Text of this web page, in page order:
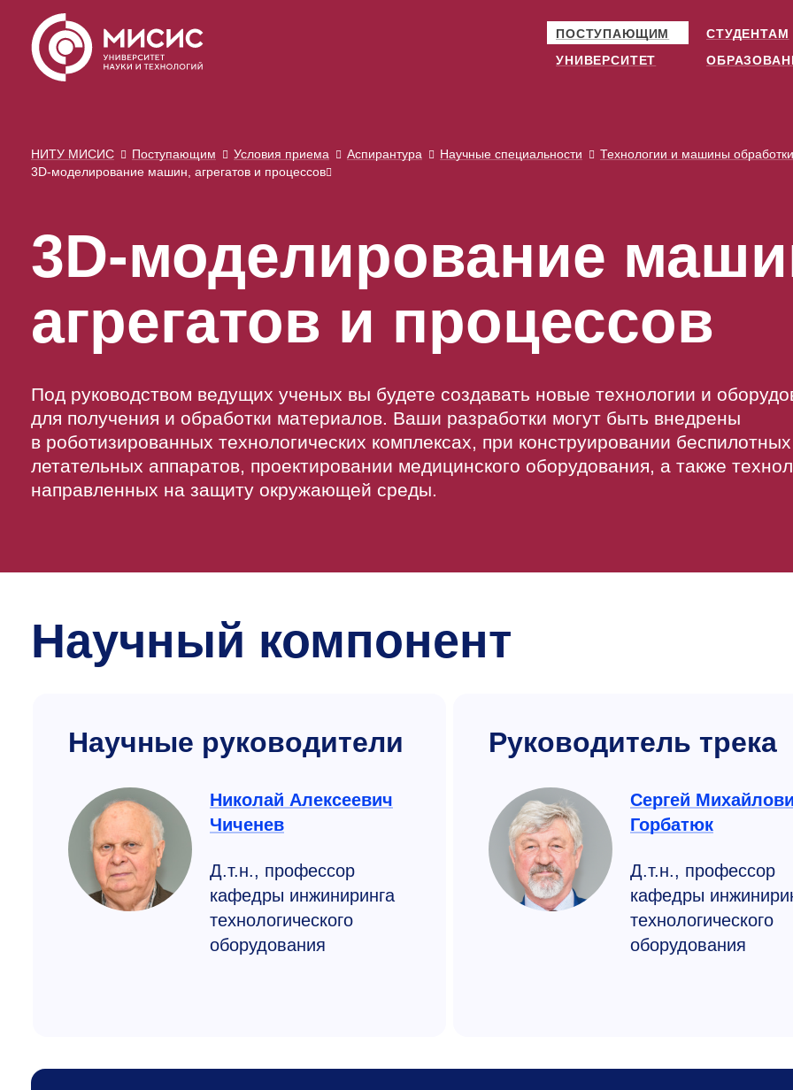
ПОСТУПАЮЩИМ
СТУДЕНТАМ
УНИВЕРСИТЕТ
НИТУ МИСИС Поступающим Условия приема Аспирантура Научные специальности
Технологии и машины
3D-моделирование машин, агрегатов и процессов
3D-моделирование
агрегатов и процессов
Под руководством ведущих ученых вы будете создавать новые технологии и
для получения и обработки материалов. Ваши разработки могут быть внедрены
в роботизированных технологических комплексах, при конструировании беспилотных
летательных аппаратов, проектировании медицинского оборудования, а также
направленных на защиту окружающей среды.
Научный компонент
Научные руководители
Николай Алексеевич
Чиченев
Д.т.н., профессор
кафедры инжиниринга
технологичес­кого
оборудования
Руководитель трека
Сергей
Горбатюк
Д.т.н., профессор
кафедры
технологического
оборудования